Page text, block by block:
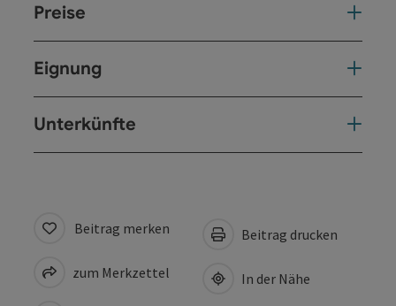
Preise
Eignung
Unterkünfte
Beitrag merken
zum Merkzettel
Beitrag drucken
In der Nähe